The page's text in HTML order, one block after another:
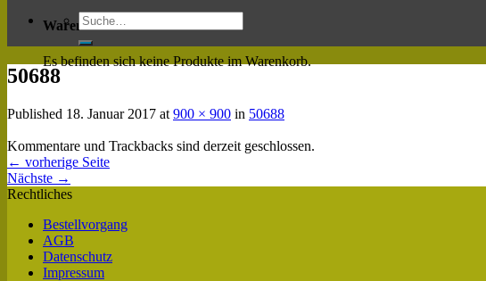
Warenkorb
Es befinden sich keine Produkte im Warenkorb.
50688
Published 18. Januar 2017 at 900 × 900 in 50688
Kommentare und Trackbacks sind derzeit geschlossen.
← vorherige Seite
Nächste →
Rechtliches
Bestellvorgang
AGB
Datenschutz
Impressum